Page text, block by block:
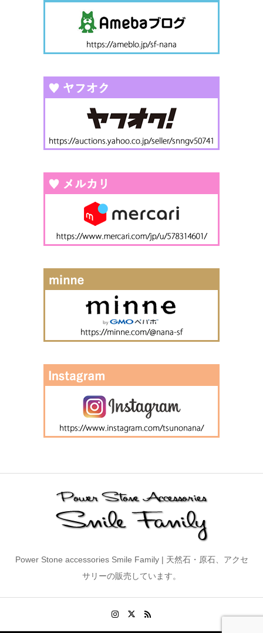
Power Stone accessories Smile Family | 天然石・原石、アクセ
サリーの販売しています。